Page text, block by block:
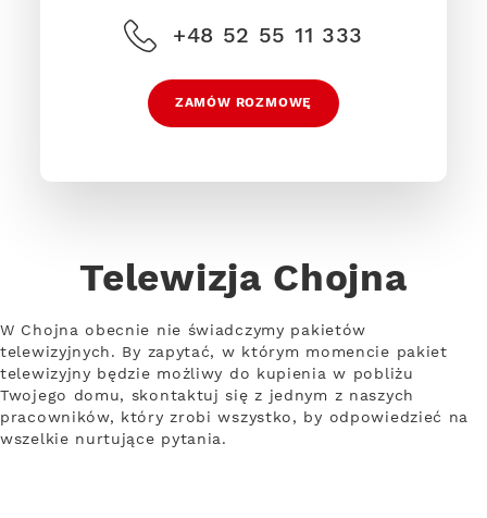
+48 52 55 11 333
ZAMÓW ROZMOWĘ
Telewizja Chojna
W Chojna obecnie nie świadczymy pakietów
telewizyjnych. By zapytać, w którym momencie pakiet
telewizyjny będzie możliwy do kupienia w pobliżu
Twojego domu, skontaktuj się z jednym z naszych
pracowników, który zrobi wszystko, by odpowiedzieć na
wszelkie nurtujące pytania.